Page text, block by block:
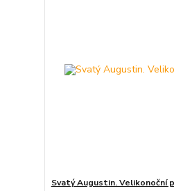
Svatý Augustin. Velikonoční